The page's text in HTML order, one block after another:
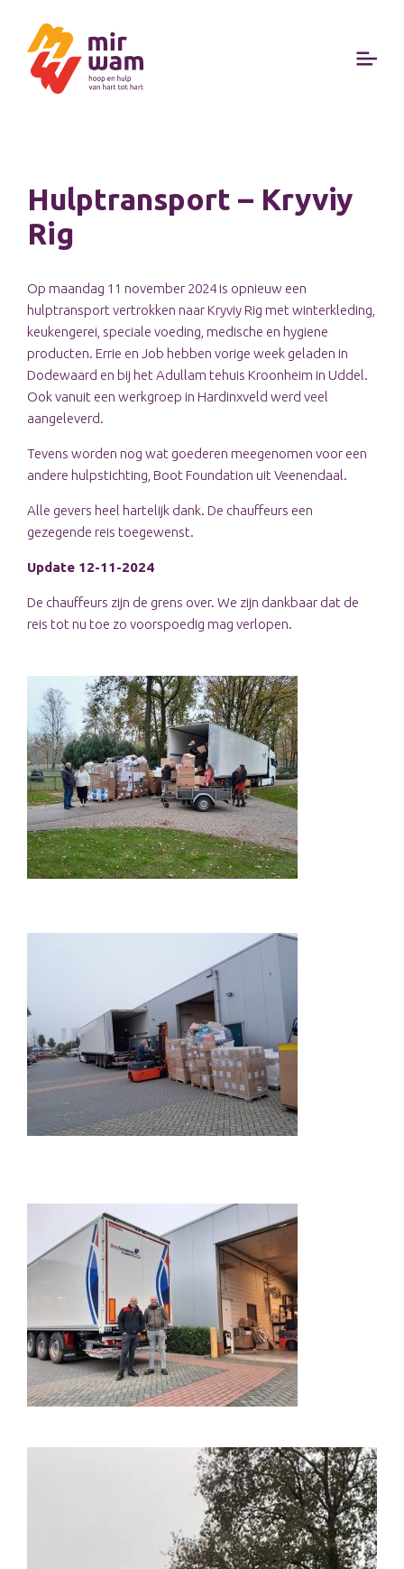
Hulptransport – Kryviy
Rig
Op maandag 11 november 2024 is opnieuw een
hulptransport vertrokken naar Kryviy Rig met winterkleding,
keukengerei, speciale voeding, medische en hygiene
producten. Errie en Job hebben vorige week geladen in
Dodewaard en bij het Adullam tehuis Kroonheim in Uddel.
Ook vanuit een werkgroep in Hardinxveld werd veel
aangeleverd.
Tevens worden nog wat goederen meegenomen voor een
andere hulpstichting, Boot Foundation uit Veenendaal.
Alle gevers heel hartelijk dank. De chauffeurs een
gezegende reis toegewenst.
Update 12-11-2024
De chauffeurs zijn de grens over. We zijn dankbaar dat de
reis tot nu toe zo voorspoedig mag verlopen.